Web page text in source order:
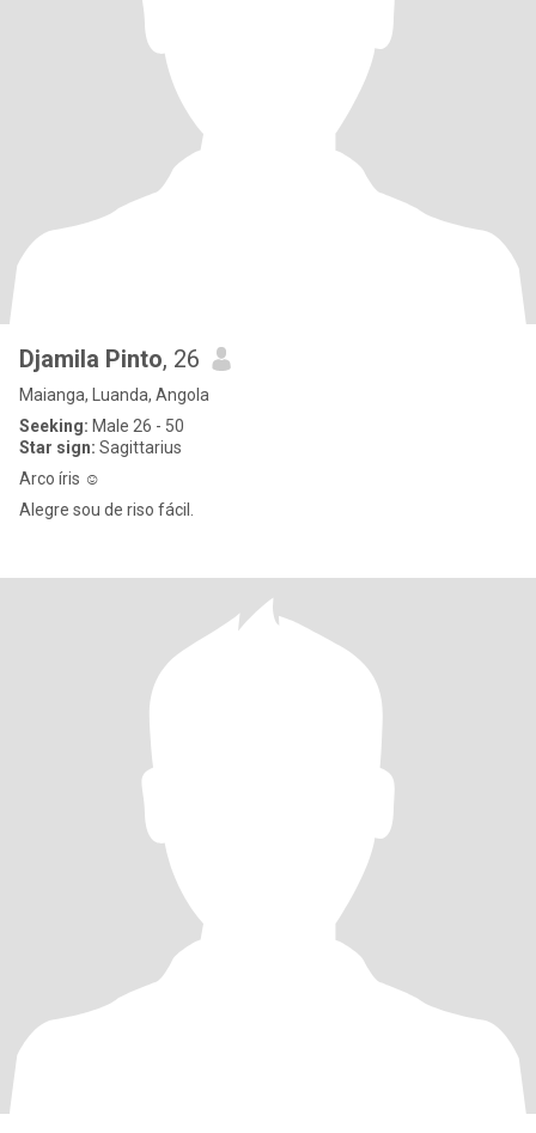
Djamila Pinto, 26
Maianga, Luanda, Angola
Seeking: Male 26 - 50
Star sign: Sagittarius
Arco íris ☺️
Alegre sou de riso fácil.